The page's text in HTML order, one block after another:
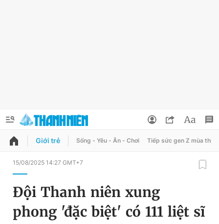
QUẢNG CÁO
Chuyên mục
Đổi mật khẩu
Tin đã lưu
Giới trẻ Sống - Yêu - Ăn - Chơi Tiếp sức gen Z mùa thi
15/08/2025 14:27 GMT+7
Đội Thanh niên xung
phong 'đặc biệt' có 111 liệt sĩ